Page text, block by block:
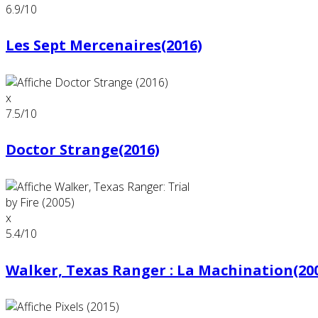
6.9/10
Les Sept Mercenaires(2016)
x
7.5/10
Doctor Strange(2016)
x
5.4/10
Walker, Texas Ranger : La